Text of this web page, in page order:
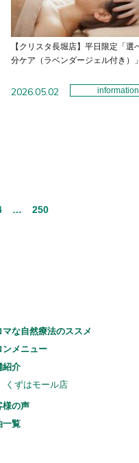
【クリスタ長堀店】平日限定「選
分ケア（ラベンダージェル付き）」
2026.05.02 information
… 250
マな自然療法のススメ
ンメニュー
紹介
くずはモール店
様の声
一覧